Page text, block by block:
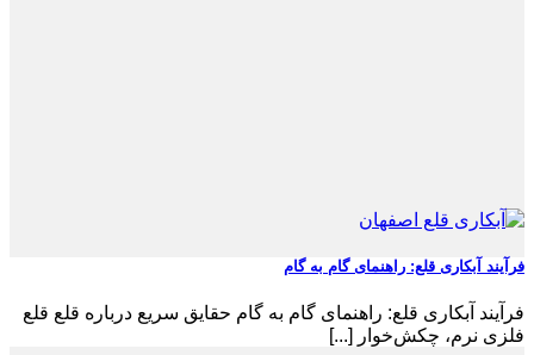
فرآیند آبکاری قلع: راهنمای گام به گام
فرآیند آبکاری قلع: راهنمای گام به گام حقایق سریع درباره قلع قلع
فلزی نرم، چکش‌خوار [...]